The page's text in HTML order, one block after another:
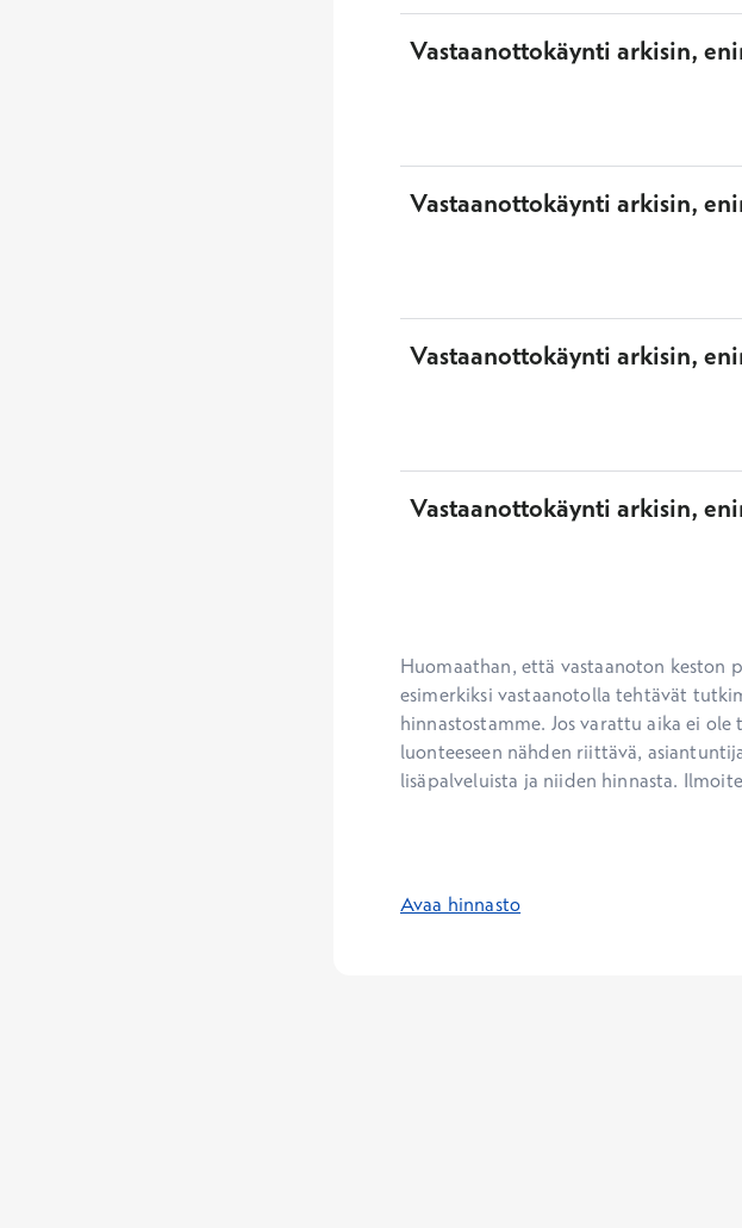
Vastaanottokäynti arkisin,
Vastaanottokäynti arkisin,
Vastaanottokäynti arkisin,
Vastaanottokäynti arkisin,
Huomaathan, että vastaanoton keston
esimerkiksi vastaanotolla tehtävät
hinnastostamme. Jos varattu aika ei
luonteeseen nähden riittävä,
lisäpalveluista ja niiden hinnasta.
Avaa hinnasto